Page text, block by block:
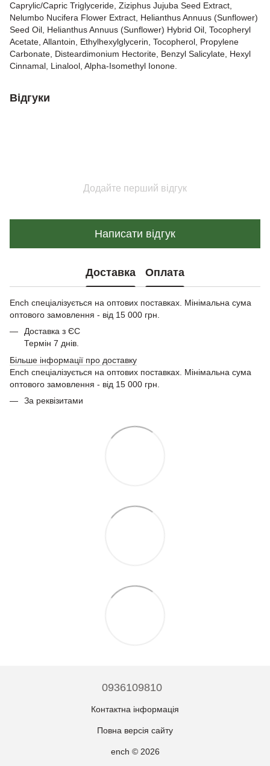
Caprylic/Capric Triglyceride, Ziziphus Jujuba Seed Extract,
Nelumbo Nucifera Flower Extract, Helianthus Annuus (Sunflower)
Seed Oil, Helianthus Annuus (Sunflower) Hybrid Oil, Tocopheryl
Acetate, Allantoin, Ethylhexylglycerin, Tocopherol, Propylene
Carbonate, Disteardimonium Hectorite, Benzyl Salicylate, Hexyl
Cinnamal, Linalool, Alpha-Isomethyl Ionone.
Відгуки
Додайте перший відгук
Написати відгук
Доставка Оплата
Ench спеціалізується на оптових поставках. Мінімальна сума
оптового замовлення - від 15 000 грн.
Доставка з ЄС
Термін 7 днів.
Більше інформації про доставку
Ench спеціалізується на оптових поставках. Мінімальна сума
оптового замовлення - від 15 000 грн.
За реквізитами
0936109810
Контактна інформація
Повна версія сайту
ench © 2026